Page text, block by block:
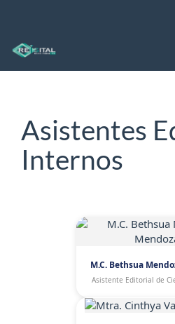
principal
Asistentes
Internos
M.C. Bethsua
Asistente Editorial de